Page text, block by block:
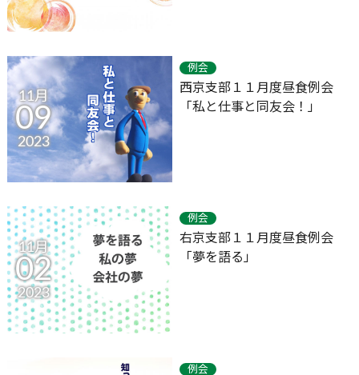
11月
09
2023
例会
西京支部１１月度昼食例会
「私と仕事と同友会！」
11月
02
2023
例会
右京支部１１月度昼食例会
「夢を語る」
例会